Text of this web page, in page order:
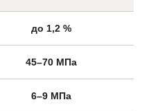
до 1,2 %
45–70 МПа
6–9 МПа